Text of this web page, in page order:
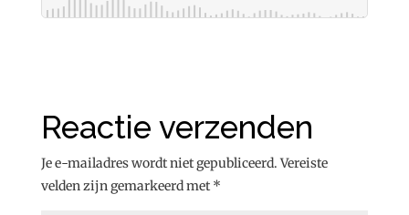
Reactie verzenden
Je e-mailadres wordt niet gepubliceerd. Vereiste
velden zijn gemarkeerd met *